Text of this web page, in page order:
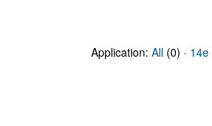
Application: All (0) ·